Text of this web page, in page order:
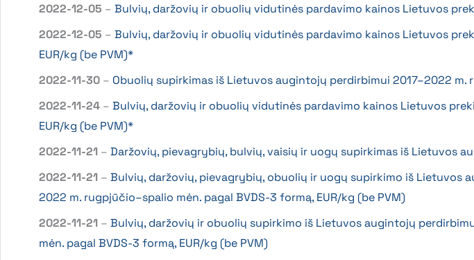
2022-12-05 – Bulvių, daržovių ir obuolių vidutinės pardavimo kainos Lietuvos
2022-12-05 – Bulvių, daržovių ir obuolių vidutinės pardavimo kainos Lietuvos
EUR/kg (be PVM)*
2022-11-30 – Obuolių supirkimas iš Lietuvos augintojų perdirbimui 2017–2022 m.
2022-11-24 – Bulvių, daržovių ir obuolių vidutinės pardavimo kainos Lietuvos
EUR/kg (be PVM)*
2022-11-21 – Daržovių, pievagrybių, bulvių, vaisių ir uogų supirkimas iš Lietuvos
2022-11-21 – Bulvių, daržovių, pievagrybių, obuolių ir uogų supirkimo iš Lietuvos
2022 m. rugpjūčio–spalio mėn. pagal BVDS-3 formą, EUR/kg (be PVM)
2022-11-21 – Bulvių, daržovių ir obuolių supirkimo iš Lietuvos augintojų
mėn. pagal BVDS-3 formą, EUR/kg (be PVM)